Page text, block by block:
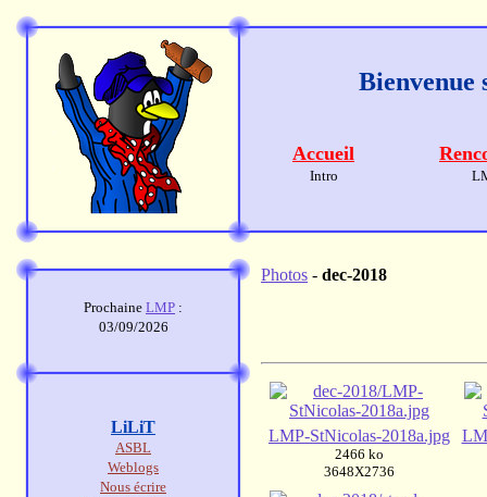
Accueil
Intro
Photos - dec-2018
LMP-StNicolas-2018a.jpg
2466 ko
3648X2736
Prochaine LMP :
03/09/2026
LiLiT
ASBL
Weblogs
Nous écrire